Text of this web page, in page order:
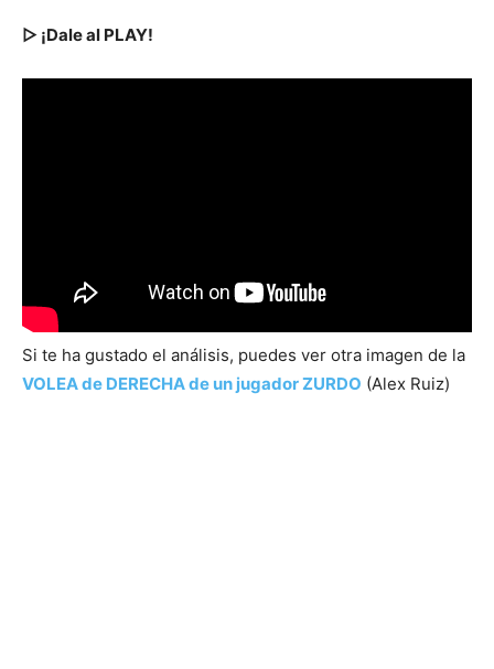
▷ ¡Dale al PLAY!
Si te ha gustado el análisis, puedes ver otra imagen de la
VOLEA de DERECHA de un jugador ZURDO (Alex Ruiz)